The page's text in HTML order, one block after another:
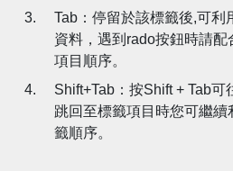
Tab：停留於該標籤後,可利
資料，遇到rado按鈕時請
項目順序。
Shift+Tab：按Shift + Tab
跳回至標籤項目時您可繼
籤順序。